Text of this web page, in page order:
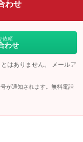
わせ
依頼
わせ
はありません。 メールア
が通知されます。無料電話